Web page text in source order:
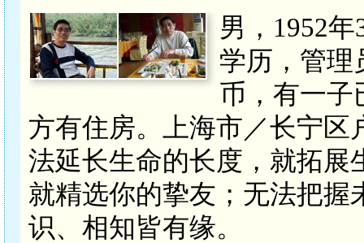
男，1952
学历，管理
币，有一子
方有住房。上海市／长宁区
法延长生命的长度，就拓展
就精选你的挚友；无法把握
识、相知皆有缘。